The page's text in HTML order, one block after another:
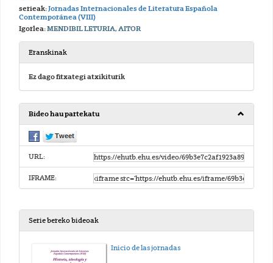
serieak:Jornadas Internacionales de Literatura Española
Contemporánea (VIII)
Igorlea:MENDIBIL LETURIA, AITOR
Eranskinak
Ez dago fitxategi atxikiturik
Bideo hau partekatu
URL:
IFRAME:
Serie bereko bideoak
Inicio de las jornadas